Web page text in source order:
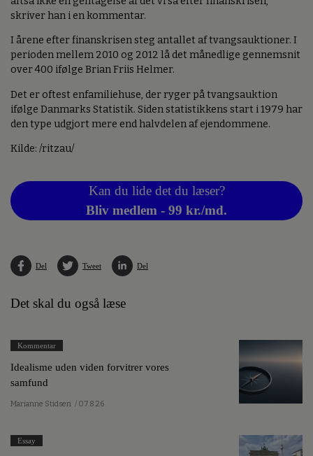
skriver han i en kommentar.
I årene efter finanskrisen steg antallet af tvangsauktioner. I
perioden mellem 2010 og 2012 lå det månedlige gennemsnit
over 400 ifølge Brian Friis Helmer.
Det er oftest enfamiliehuse, der ryger på tvangsauktion
ifølge Danmarks Statistik. Siden statistikkens start i 1979 har
den type udgjort mere end halvdelen af ejendommene.
Kilde: /ritzau/
Kan du lide det du læser?
Bliv medlem - 99 kr./md.
Del Tweet Del
Det skal du også læse
Kommentar
Idealisme uden viden forvitrer vores
samfund
Marianne Stidsen / 07.8.26
Essay